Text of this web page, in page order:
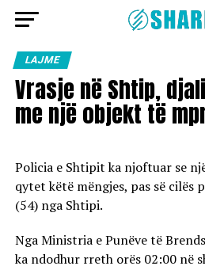
LAJME
Vrasje në Shtip,
me një objekt të
Policia e Shtipit ka njoftuar se
qytet këtë mëngjes, pas së cilës
(54) nga Shtipi.
Nga Ministria e Punëve të
ka ndodhur rreth orës 02:00 në